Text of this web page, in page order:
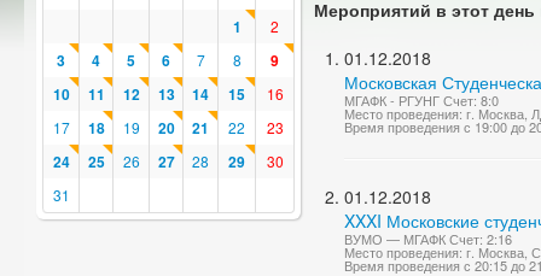
1
2
3 4 5 6 7 8
9
10
11 12 13 14 15
16
17
18 19 20 21 22 23
24 25 26 27 28 29
30
31
Мероприятий в этот день
01.12.2018
Московская
МГАФК - РГУНГ Счет: 8:0
Место проведения: г. Москва,
Время проведения с 19:00 до
01.12.2018
XXXI Московские
ВУМО — МГАФК Счет: 2:16
Место проведения: г.
Время проведения с 20:15 до